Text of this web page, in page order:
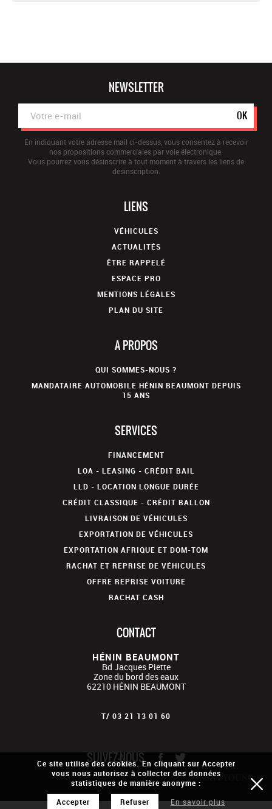
NEWSLETTER
OK
En indiquant votre adresse mail ci-dessus, vous consentez à recevoir
nos propositions commerciales par voie électronique.
Vous pourrez vous désinscrire à tout moment à travers les liens de
désinscription.
LIENS
VÉHICULES
ACTUALITÉS
ÊTRE RAPPELÉ
ESPACE PRO
MENTIONS LÉGALES
PLAN DU SITE
A PROPOS
QUI SOMMES-NOUS ?
MANDATAIRE AUTOMOBILE HÉNIN BEAUMONT DEPUIS
15 ANS
SERVICES
FINANCEMENT
LOA - LEASING - CRÉDIT BAIL
LLD - LOCATION LONGUE DURÉE
CRÉDIT CLASSIQUE - CRÉDIT BALLON
LIVRAISON DE VÉHICULES
EXPORTATION DE VÉHICULES
EXPORTATION AFRIQUE ET DOM-TOM
RACHAT ET REPRISE DE VÉHICULES
OFFRE REPRISE VOITURE
RACHAT CASH
CONTACT
HÉNIN BEAUMONT
Bd Jacques Piette
Zone du bord des eaux
62210 HÉNIN BEAUMONT
T/ 03 21 13 01 60
SUIVEZ-NOUS
Ce site utilise des cookies. En cliquant sur Accepter
vous nous autorisez à collecter des données
statistiques de manière anonyme :
Accepter
Refuser En savoir plus